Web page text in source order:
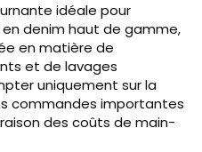
idéale pour
denim haut de gamme,
en matière de
et de lavages
uniquement sur la
commandes importantes
des coûts de main-